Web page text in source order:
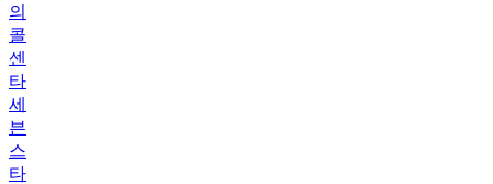
의
콜
센
타
세
븐
스
타